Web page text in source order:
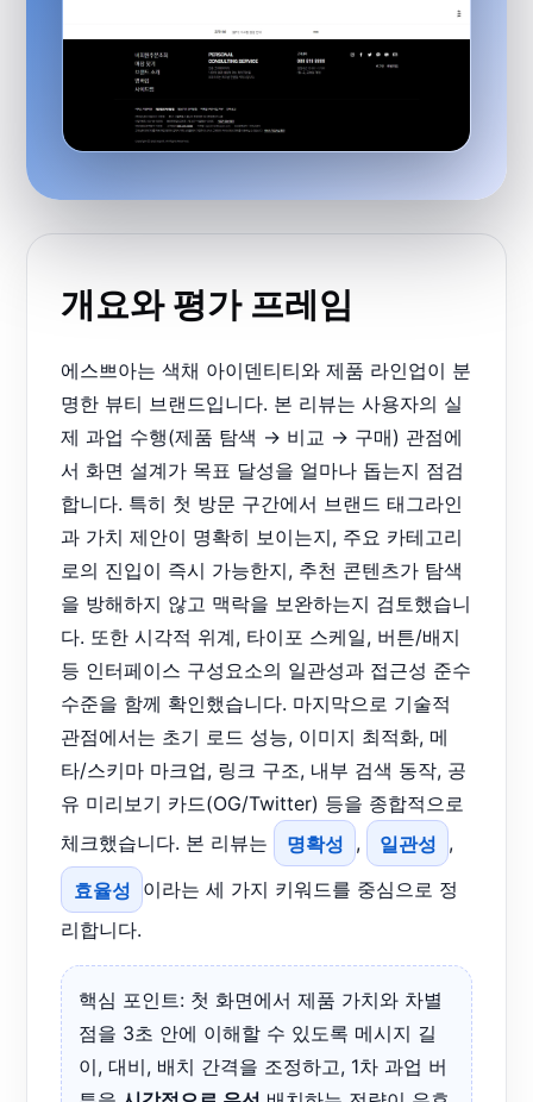
개요와 평가 프레임
에스쁘아는 색채 아이덴티티와 제품 라인업이 분
명한 뷰티 브랜드입니다. 본 리뷰는 사용자의 실
제 과업 수행(제품 탐색 → 비교 → 구매) 관점에
서 화면 설계가 목표 달성을 얼마나 돕는지 점검
합니다. 특히 첫 방문 구간에서 브랜드 태그라인
과 가치 제안이 명확히 보이는지, 주요 카테고리
로의 진입이 즉시 가능한지, 추천 콘텐츠가 탐색
을 방해하지 않고 맥락을 보완하는지 검토했습니
다. 또한 시각적 위계, 타이포 스케일, 버튼/배지
등 인터페이스 구성요소의 일관성과 접근성 준수
수준을 함께 확인했습니다. 마지막으로 기술적
관점에서는 초기 로드 성능, 이미지 최적화, 메
타/스키마 마크업, 링크 구조, 내부 검색 동작, 공
유 미리보기 카드(OG/Twitter) 등을 종합적으로
체크했습니다. 본 리뷰는
명확성 , 일관성 ,
효율성 이라는 세 가지 키워드를 중심으로 정
리합니다.
핵심 포인트: 첫 화면에서 제품 가치와 차별
점을 3초 안에 이해할 수 있도록 메시지 길
이, 대비, 배치 간격을 조정하고, 1차 과업 버